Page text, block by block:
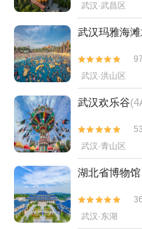
武汉·武昌区
武汉玛雅海


武汉·洪山区
武汉欢乐谷


武汉·青山区
湖北省博物馆


武汉·东湖